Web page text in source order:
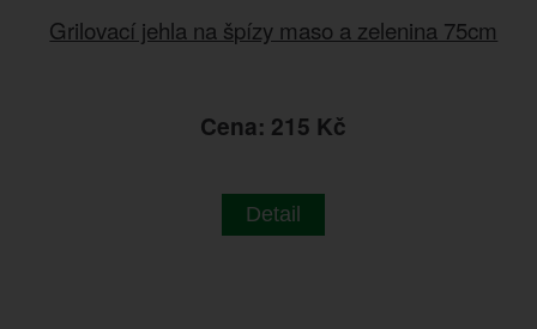
Grilovací jehla na špízy maso a zelenina 75cm
Cena: 215 Kč
Detail